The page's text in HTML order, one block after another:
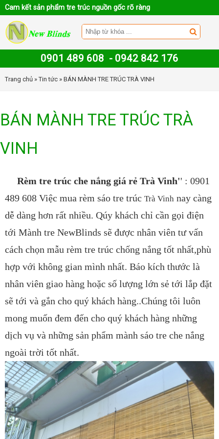
Cam kết sản phẩm tre trúc nguồn gốc rõ ràng
0901 489 608 - 0942 842 176
Trang chủ »Tin tức » BÁN MÀNH TRE TRÚC TRÀ VINH
BÁN MÀNH TRE TRÚC TRÀ
VINH
Rèm tre trúc che nắng giá rẻ Trà Vinh'' : 0901
489 608 Việc mua rèm sáo tre trúc Trà Vinh nay càng
dễ dàng hơn rất nhiều. Qúy khách chỉ cần gọi điện
tới Mành tre NewBlinds sẽ được nhân viên tư vấn
cách chọn mẫu rèm tre trúc chống nắng tốt nhất,phù
hợp với không gian mình nhất. Báo kích thước là
nhân viên giao hàng hoặc số lượng lớn sẻ tới lắp đặt
sẽ tới và gắn cho quý khách hàng..Chúng tôi luôn
mong muốn đem đến cho quý khách hàng những
dịch vụ và những sản phẩm mành sáo tre che nắng
ngoài trời tốt nhất.